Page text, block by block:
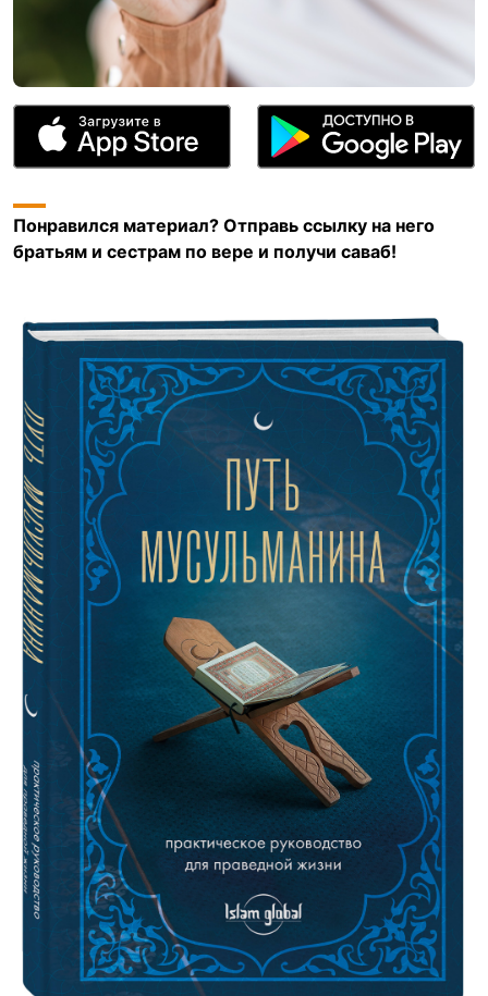
Понравился материал? Отправь ссылку на него
братьям и сестрам по вере и получи саваб!